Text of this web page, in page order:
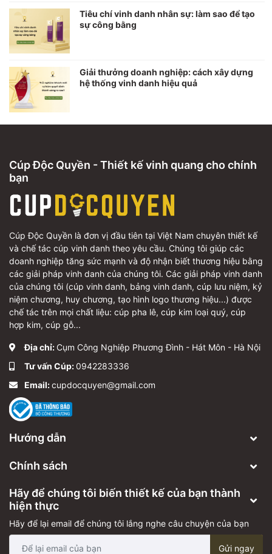
Tiêu chí vinh danh nhân sự: làm sao để tạo
sự công bằng
Giải thưởng doanh nghiệp: cách xây dựng
hệ thống vinh danh hiệu quả
Cúp Độc Quyền - Thiết kế vinh quang cho chính
bạn
Cúp Độc Quyền là đơn vị đầu tiên tại Việt Nam chuyên thiết kế
và chế tác cúp vinh danh theo yêu cầu. Chúng tôi giúp các
doanh nghiệp tăng sức mạnh và độ nhận biết thương hiệu bằng
các giải pháp vinh danh của chúng tôi. Các giải pháp vinh danh
của chúng tôi (cúp vinh danh, bảng vinh danh, cúp lưu niệm, kỷ
niệm chương, huy chương, tạo hình logo thương hiệu...) được
chế tác trên mọi chất liệu: cúp pha lê, cúp kim loại quý, cúp
hợp kim, cúp gỗ...
Địa chỉ: Cụm Công Nghiệp Phương Đình - Hát Môn - Hà Nội
Tư vấn Cúp:0942283336
Email:cupdocquyen@gmail.com
Hướng dẫn
Chính sách
Hãy để chúng tôi biến thiết kế của bạn thành
hiện thực
Hãy để lại email để chúng tôi lắng nghe câu chuyện của bạn
Gửi ngay